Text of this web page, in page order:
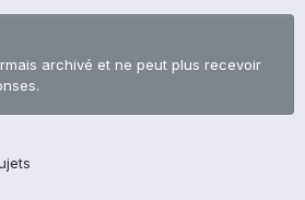
archivé et ne peut plus recevoir